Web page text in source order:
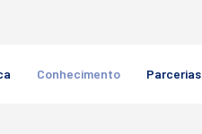
Conhecimento Parcerias